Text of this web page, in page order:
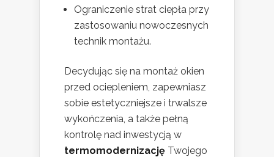
Ograniczenie strat ciepła przy
zastosowaniu nowoczesnych
technik montażu.
Decydując się na montaż okien
przed ociepleniem, zapewniasz
sobie estetyczniejsze i trwalsze
wykończenia, a także pełną
kontrolę nad inwestycją w
termomodernizację Twojego